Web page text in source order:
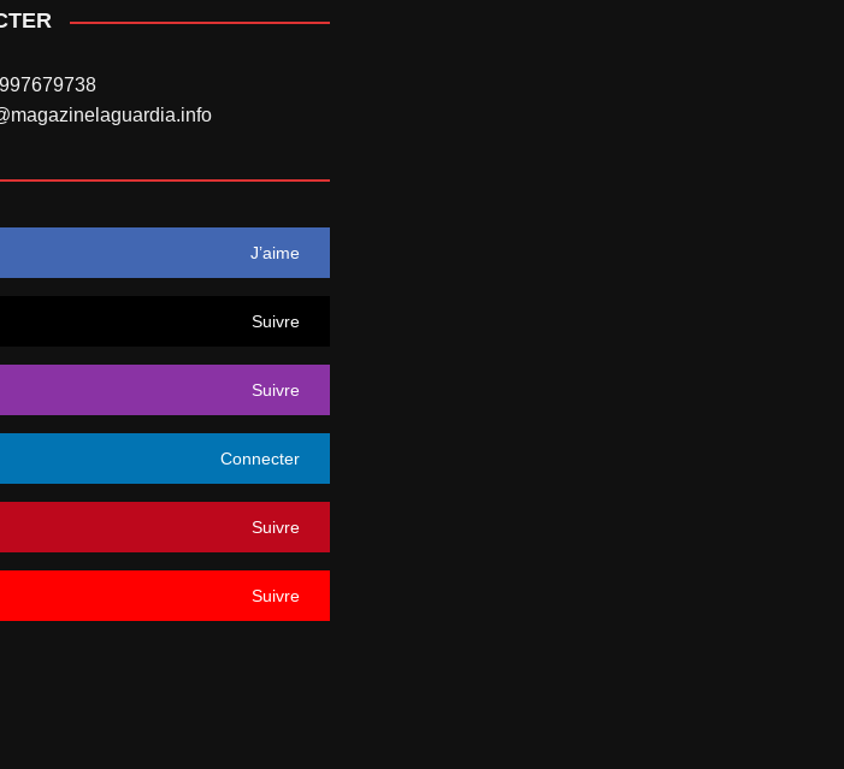
J’aime
Suivre
Suivre
Connecter
Suivre
Suivre